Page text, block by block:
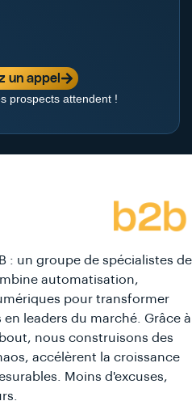
un appel
prospects attendent !
: un groupe de spécialistes de
automatisation,
pour transformer
leaders du marché. Grâce à
nous construisons des
accélèrent la croissance
Moins d'excuses,